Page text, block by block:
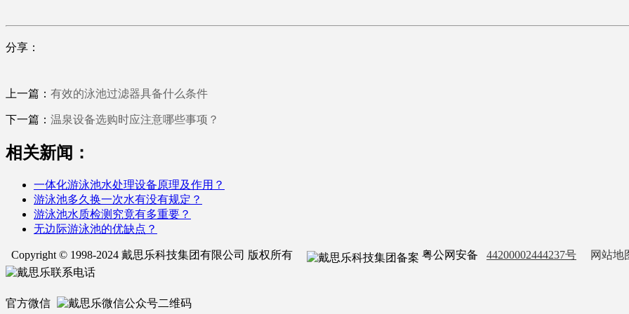
分享：
上一篇： 有效的泳池过滤器具备什么条件
下一篇： 温泉设备选购时应注意哪些事项？
相关新闻：
一体化游泳池水处理设备原理及作用？
游泳池多久换一次水有没有规定？
游泳池水质检测究竟有多重要？
无边际游泳池的优缺点？
Copyright © 1998-2024 戴思乐科技集团有限公司 版权所有 粤公网安备 44200002444237号 网站地
官方微信